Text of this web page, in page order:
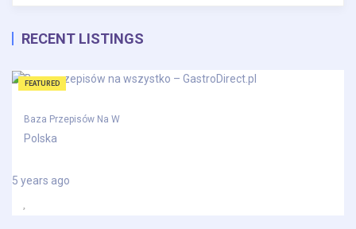
RECENT LISTINGS
FEATURED
Baza Przepisów Na W
Polska
5 years ago